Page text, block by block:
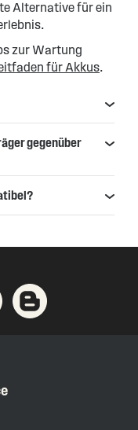
Alternative für ein
zur Wartung
für Akkus.
gegenüber